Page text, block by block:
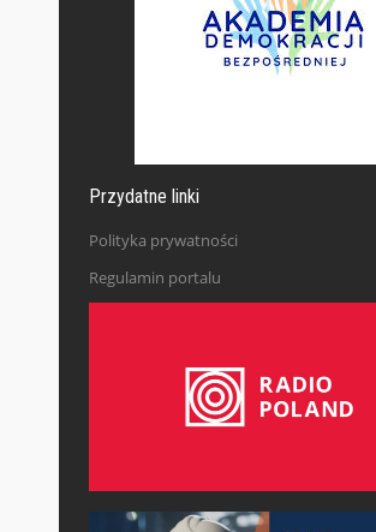
Przydatne linki
Polityka prywatności
Regulamin portalu